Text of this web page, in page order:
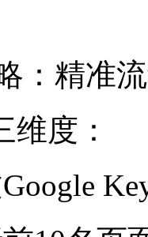
：精准
维度：